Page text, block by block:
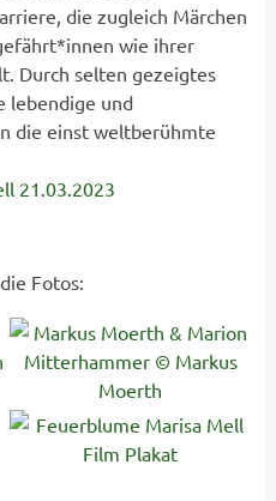
die zugleich Märchen
wie ihrer
Durch selten gezeigtes
lebendige und
die einst weltberühmte
21.03.2023
Fotos: